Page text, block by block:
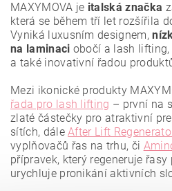
MAXYMOVA je italská značka
která se během tří let rozšířila
Vyniká luxusním designem,
na laminaci obočí a lash
a také inovativní řadou
Mezi ikonické produkty
řada pro lash lifting – první na
zlaté částečky pro atraktivní
sítích, dáleAfter Lift
vyplňovačů řas na trhu, či
přípravek, který regeneruje
urychluje pronikání aktivních